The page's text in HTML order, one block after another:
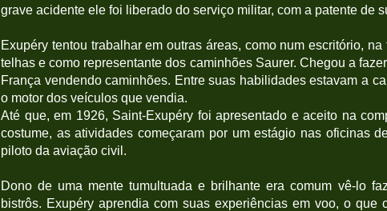
grave acidente ele foi liberado do serviço militar, com a patente de
Exupéry tentou trabalhar em outras áreas, como num escritório,
telhas e como representante dos caminhões Saurer. Chegou a
França vendendo caminhões. Entre suas habilidades estavam a
o motor dos veículos que vendia.
Até que, em 1926, Saint-Exupéry foi apresentado e aceito na
costume, as atividades começaram por um estágio nas oficinas
piloto da aviação civil.
Dono de uma mente tumultuada e brilhante era comum vê-lo
bistrôs. Exupéry aprendia com suas experiências em voo, o